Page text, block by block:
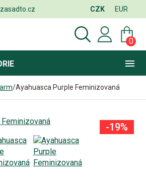
CZK EUR
0
/Ayahuasca Purple Feminizovaná
-19%